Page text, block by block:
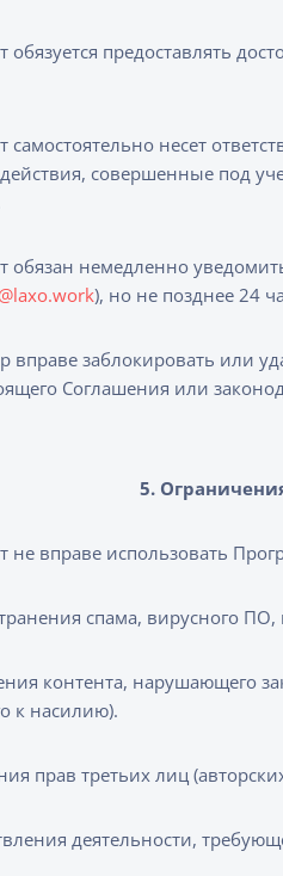
обязуется предоставлять
самостоятельно несет
действия, совершенные под
обязан немедленно
), но не позднее 24
вправе заблокировать или
Соглашения или
5.
не вправе использовать
спама, вирусного ПО,
контента, нарушающего
к насилию).
прав третьих лиц
деятельности,